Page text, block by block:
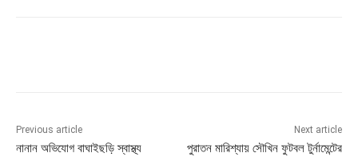
Previous article
নানান অভিযোগ বাঘাইছড়ি স্বাস্থ্য
Next article
পুরাতন মারিশ্যায় সৌখিন ফুটবল টুর্নামেন্টের